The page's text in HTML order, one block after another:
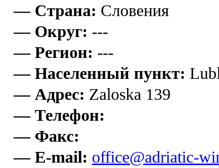
— Страна: Словения
— Округ: ---
— Регион: ---
— Населенный пункт:
— Адрес: Zaloska 139
— Телефон:
— Факс:
— E-mail: office@adriatic-